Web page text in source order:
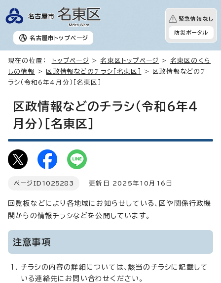
名古屋市 トップページ
緊急情報なし
防災ポータル
現在の位置： トップページ > 名東区トップページ > 名東区のくら
しの情報
> 区政情報などのチラシ［名東区］
> 区政情報などのチ
ラシ（令和6年4月分）［名東区］
区政情報などのチラシ（令和6年4
月分）［名東区］
ページID 1025283 更新日 2025年10月16日
回覧板などにより各地域にお知らせしている、区や関係行政機
関からの情報チラシなどを公開しています。
注意事項
チラシの内容の詳細については、該当のチラシに記載して
いる連絡先にお問い合わせください。